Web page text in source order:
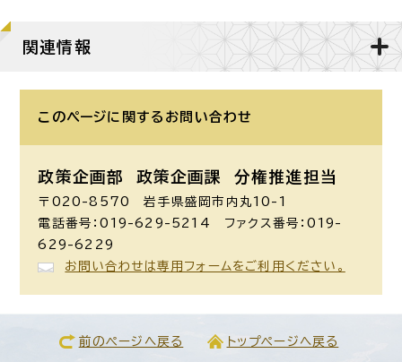
関連情報
このページに関する お問い合わせ
政策企画部 政策企画課 分権推進担当
〒020-8570 岩手県盛岡市内丸10-1
電話番号：019-629-5214 ファクス番号：019-
629-6229
お問い合わせは専用フォームをご利用ください。
前のページへ戻る トップページへ戻る